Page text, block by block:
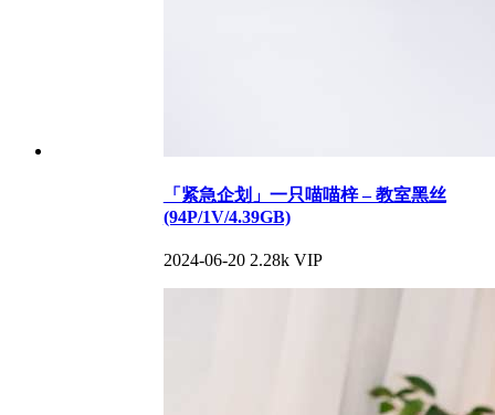
「紧急企划」一只喵喵梓 – 教室黑丝
(94P/1V/4.39GB)
2024-06-20 2.28k VIP